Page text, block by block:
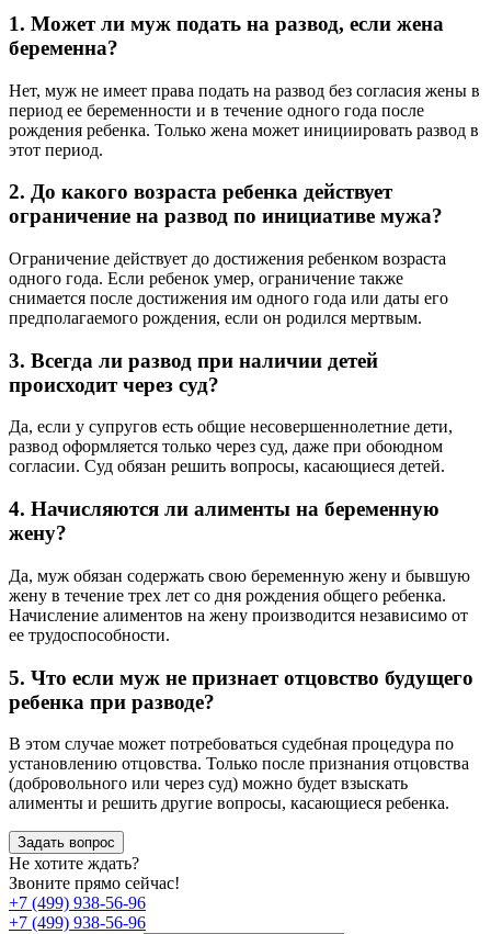
1. Может ли муж подать на развод, если жена
беременна?
Нет, муж не имеет права подать на развод без согласия жены в
период ее беременности и в течение одного года после
рождения ребенка. Только жена может инициировать развод в
этот период.
2. До какого возраста ребенка действует
ограничение на развод по инициативе мужа?
Ограничение действует до достижения ребенком возраста
одного года. Если ребенок умер, ограничение также
снимается после достижения им одного года или даты его
предполагаемого рождения, если он родился мертвым.
3. Всегда ли развод при наличии детей
происходит через суд?
Да, если у супругов есть общие несовершеннолетние дети,
развод оформляется только через суд, даже при обоюдном
согласии. Суд обязан решить вопросы, касающиеся детей.
4. Начисляются ли алименты на беременную
жену?
Да, муж обязан содержать свою беременную жену и бывшую
жену в течение трех лет со дня рождения общего ребенка.
Начисление алиментов на жену производится независимо от
ее трудоспособности.
5. Что если муж не признает отцовство будущего
ребенка при разводе?
В этом случае может потребоваться судебная процедура по
установлению отцовства. Только после признания отцовства
(добровольного или через суд) можно будет взыскать
алименты и решить другие вопросы, касающиеся ребенка.
Задать вопрос
Не хотите ждать?
Звоните прямо сейчас!
+7 (499) 938-56-96
+7 (499) 938-56-96